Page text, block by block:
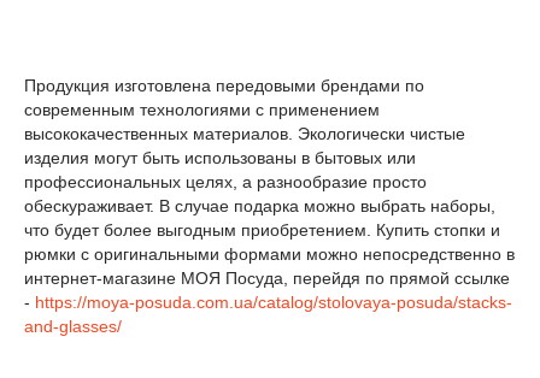
Продукция изготовлена передовыми брендами по
современным технологиями с применением
высококачественных материалов. Экологически чистые
изделия могут быть использованы в бытовых или
профессиональных целях, а разнообразие просто
обескураживает. В случае подарка можно выбрать наборы,
что будет более выгодным приобретением. Купить стопки и
рюмки с оригинальными формами можно непосредственно в
интернет-магазине МОЯ Посуда, перейдя по прямой ссылке
- https://moya-posuda.com.ua/catalog/stolovaya-posuda/stacks-
and-glasses/